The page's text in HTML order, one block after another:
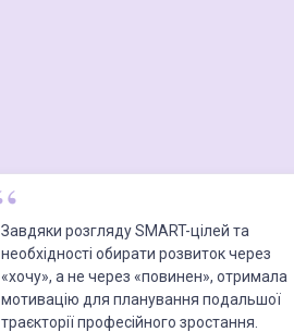
Завдяки розгляду SMART-цілей та
необхідності обирати розвиток через
«хочу», а не через «повинен», отримала
мотивацію для планування подальшої
траєкторії професійного зростання.